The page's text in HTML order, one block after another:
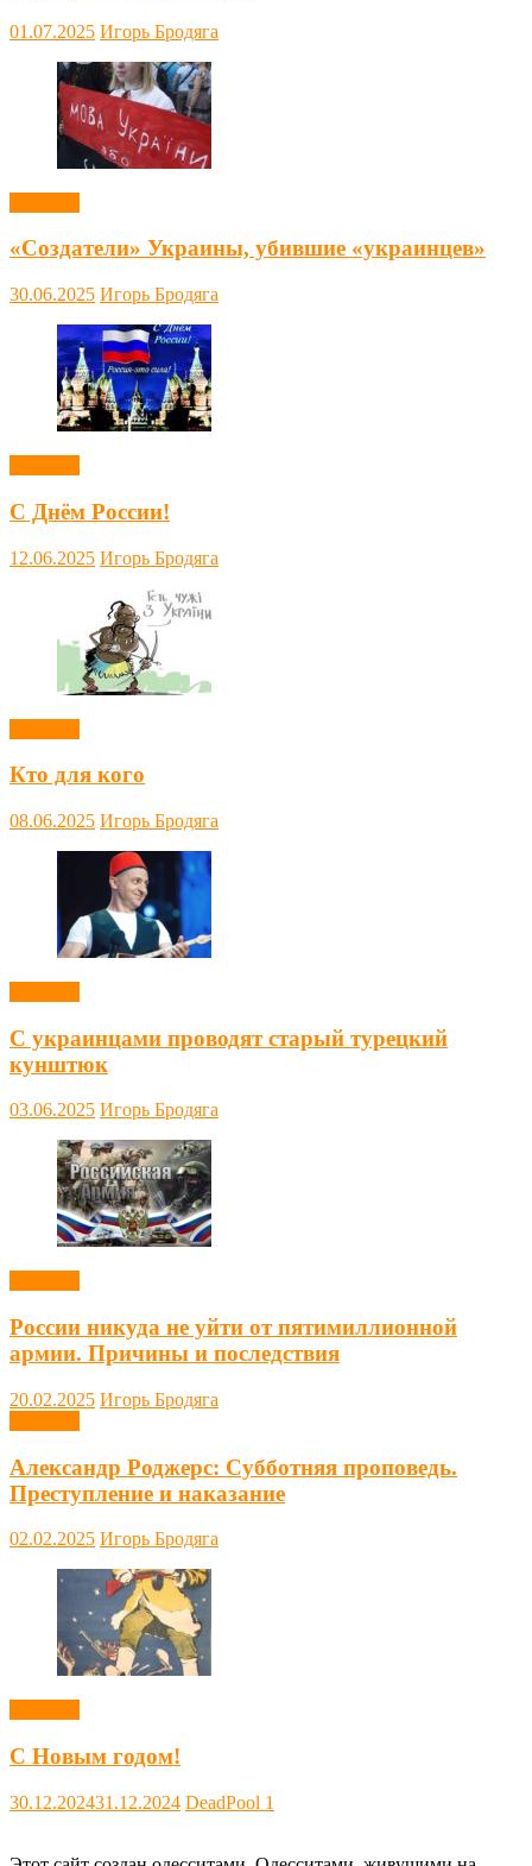
01.07.2025 Игорь Бродяга
«Создатели» Украины, убившие «украинцев»
30.06.2025 Игорь Бродяга
С Днём России!
12.06.2025 Игорь Бродяга
Кто для кого
08.06.2025 Игорь Бродяга
С украинцами проводят старый турецкий
кунштюк
03.06.2025 Игорь Бродяга
России никуда не уйти от пятимиллионной
армии. Причины и последствия
20.02.2025 Игорь Бродяга
Александр Роджерс: Субботняя проповедь.
Преступление и наказание
02.02.2025 Игорь Бродяга
С Новым годом!
30.12.202431.12.2024 DeadPool 1